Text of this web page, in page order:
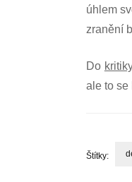
úhlem
zranění
Do
ale to se
Štítky: